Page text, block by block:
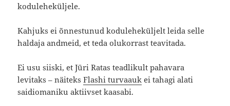
koduleheküljele.
Kahjuks ei õnnestunud koduleheküljelt leida selle
haldaja andmeid, et teda olukorrast teavitada.
Ei usu siiski, et Jüri Ratas teadlikult pahavara
levitaks – näiteksFlashi turvaauk ei tahagi alati
saidiomaniku aktiivset kaasabi.